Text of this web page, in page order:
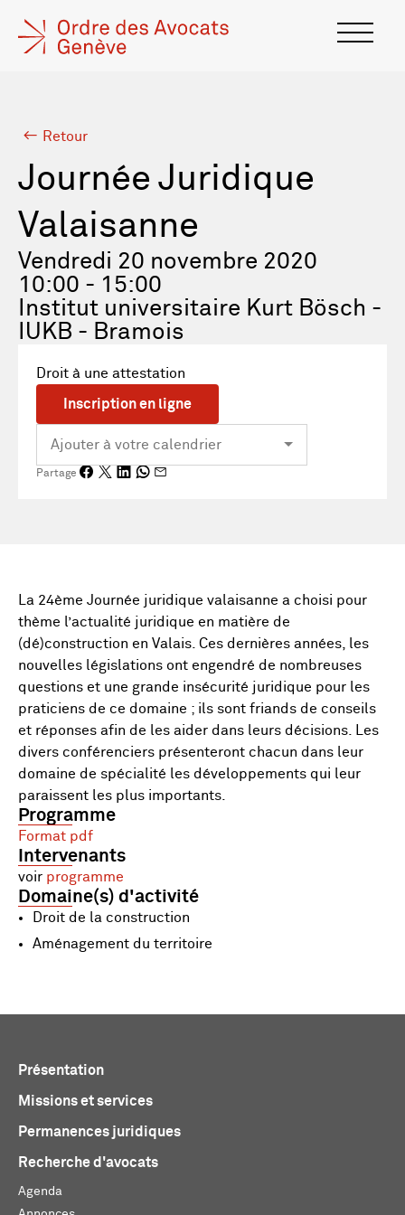
Retour
Journée Juridique
Valaisanne
Vendredi 20 novembre 2020
10:00 - 15:00
Institut universitaire Kurt Bösch -
IUKB - Bramois
Droit à une attestation
Inscription en ligne
Partage
La 24ème Journée juridique valaisanne a choisi pour
thème l’actualité juridique en matière de
(dé)construction en Valais. Ces dernières années, les
nouvelles législations ont engendré de nombreuses
questions et une grande insécurité juridique pour les
praticiens de ce domaine ; ils sont friands de conseils
et réponses afin de les aider dans leurs décisions. Les
divers conférenciers présenteront chacun dans leur
domaine de spécialité les développements qui leur
paraissent les plus importants.
Programme
Format pdf
Intervenants
voir programme
Domaine(s) d'activité
Droit de la construction
Aménagement du territoire
Présentation
Missions et services
Permanences juridiques
Recherche d'avocats
Agenda